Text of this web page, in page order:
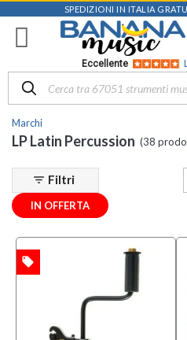
SPEDIZIONI IN ITALIA
Eccellente
Marchi
LP Latin Percussion (38
Filtra
i
risultati
Disponibile
in
Negozio
Music |
Vicenza
(2)
| Altavilla
Vicentina
(17)
IN OFFERTA
filter_list Filtri
local_offer